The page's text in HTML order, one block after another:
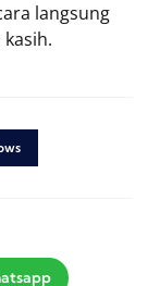
langsung
kasih.